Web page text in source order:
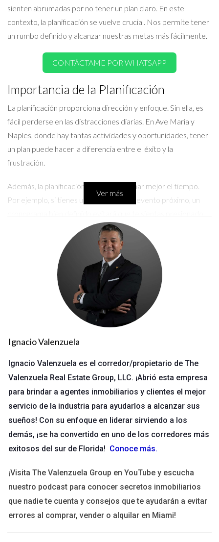
sienten abrumadas por no tener un plan claro. En este
contexto, la planificación se vuelve crucial. Nos permite tener
un rumbo definido y alcanzar nuestras metas más fácilmente.
CONTÁCTAME POR WHATSAPP
Importancia de la Planificación
La planificación proporciona dirección y enfoque. Sin ella, es
fácil perderse en las distracciones diarias. En Ave Maria y
Naples, donde hay tantas actividades y oportunidades, tener
un plan puede hacer la diferencia entre el éxito y la
frustración.
Además, la planificación ayuda a gestionar mejor el tiempo.
Por ejemplo, si tienes un proyecto o un evento próximo, un
LLÁMAME AHORA
Caso de Estudio: Planificación Financiera
Un amigo mío, Carlos, decidió organizar sus finanzas antes de
mudarse a Naples. Comenzó por establecer un presupuesto
mensual. Utilizó aplicaciones para llevar un control más
preciso de sus gastos e ingresos. En solo tres meses, logró
Carlos aprendió que, al planificar sus finanzas, podía disfrutar
más de su tiempo sin preocuparse constantemente por el
dinero.
No subestimes el poder de un buen presupuesto.
Caso de Estudio: Organización del Tiempo
Alicia es madre y emprendedora. Se sentía agotada tratando
de equilibrar su trabajo y su familia. Decidió implementar una
planificación semanal. Cada domingo, dedicaba una hora a
Ver más
Ignacio Valenzuela
Ignacio Valenzuela es el corredor/propietario de The
Valenzuela Real Estate Group, LLC. ¡Abrió esta empresa
para brindar a agentes inmobiliarios y clientes el mejor
servicio de la industria para ayudarlos a alcanzar sus
sueños! Con su enfoque en liderar sirviendo a los
demás, ¡se ha convertido en uno de los corredores más
exitosos del sur de Florida! Conoce más.
¡Visita The Valenzuela Group en YouTube y escucha
nuestro podcast para conocer secretos inmobiliarios
que nadie te cuenta y consejos que te ayudarán a evitar
errores al comprar, vender o alquilar en Miami!